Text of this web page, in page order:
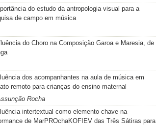
do estudo da antropologia visual para a
de campo em música
do Choro na Composição Garoa e Maresia, de
dos acompanhantes na aula de música em
remoto para crianças do ensino maternal
Rocha
intertextual como elemento-chave na
de MarPROchaKOFIEV das Três Sátiras para